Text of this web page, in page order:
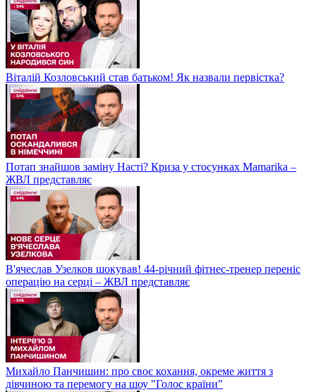
Віталій Козловський став батьком! Як назвали первістка?
Потап знайшов заміну Насті? Криза у стосунках Mamarika –
ЖВЛ представляє
В'ячеслав Узелков шокував! 44-річний фітнес-тренер переніс
операцію на серці – ЖВЛ представляє
Михайло Панчишин: про своє кохання, окреме життя з
дівчиною та перемогу на шоу "Голос країни"